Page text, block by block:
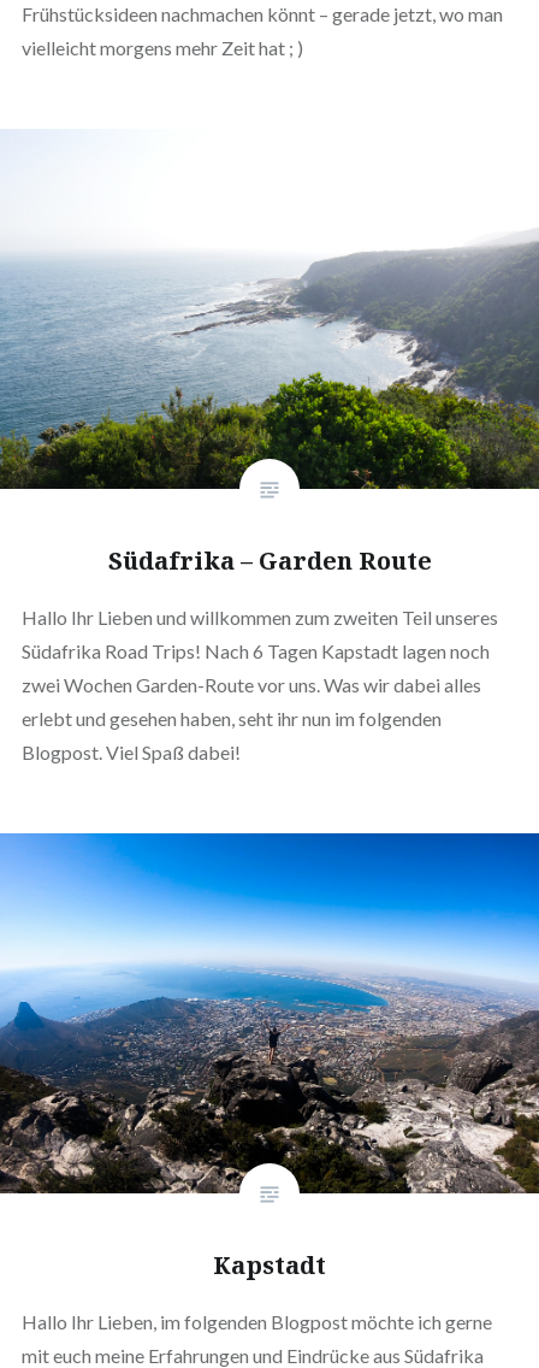
Frühstücksideen nachmachen könnt – gerade jetzt, wo man
vielleicht morgens mehr Zeit hat ; )
Südafrika – Garden Route
Hallo Ihr Lieben und willkommen zum zweiten Teil unseres
Südafrika Road Trips! Nach 6 Tagen Kapstadt lagen noch
zwei Wochen Garden-Route vor uns. Was wir dabei alles
erlebt und gesehen haben, seht ihr nun im folgenden
Blogpost. Viel Spaß dabei!
Kapstadt
Hallo Ihr Lieben, im folgenden Blogpost möchte ich gerne
mit euch meine Erfahrungen und Eindrücke aus Südafrika